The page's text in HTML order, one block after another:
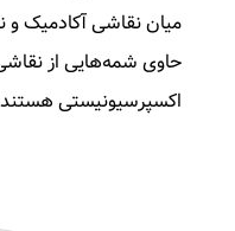
میان نقاشی آکادمیک و
حاوی شمه‌هایی از
اکسپرسیونیستی